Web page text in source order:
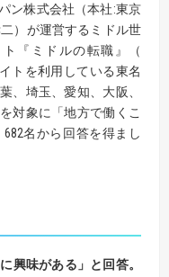
ン株式会社（本社:東京
）が運営するミドル世
『ミドルの転職』（
トを利用している東名
、埼玉、愛知、大阪、
対象に「地方で働くこ
名から回答を得まし
興味がある」と回答。